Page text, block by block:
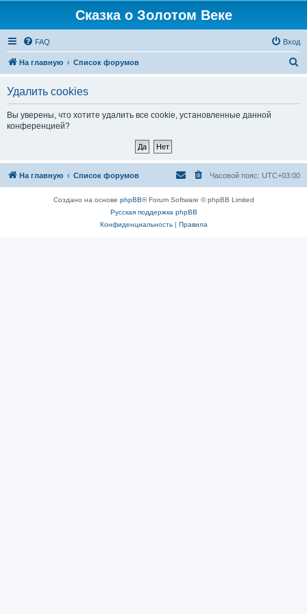
Сказка о Золотом Веке
FAQ Вход
На главную Список форумов
Удалить cookies
Вы уверены, что хотите удалить все cookie, установленные данной
конференцией?
На главную Список форумов Часовой пояс: UTC+03:00
Создано на основе phpBB® Forum Software © phpBB Limited
Русская поддержка phpBB
Конфиденциальность| Правила